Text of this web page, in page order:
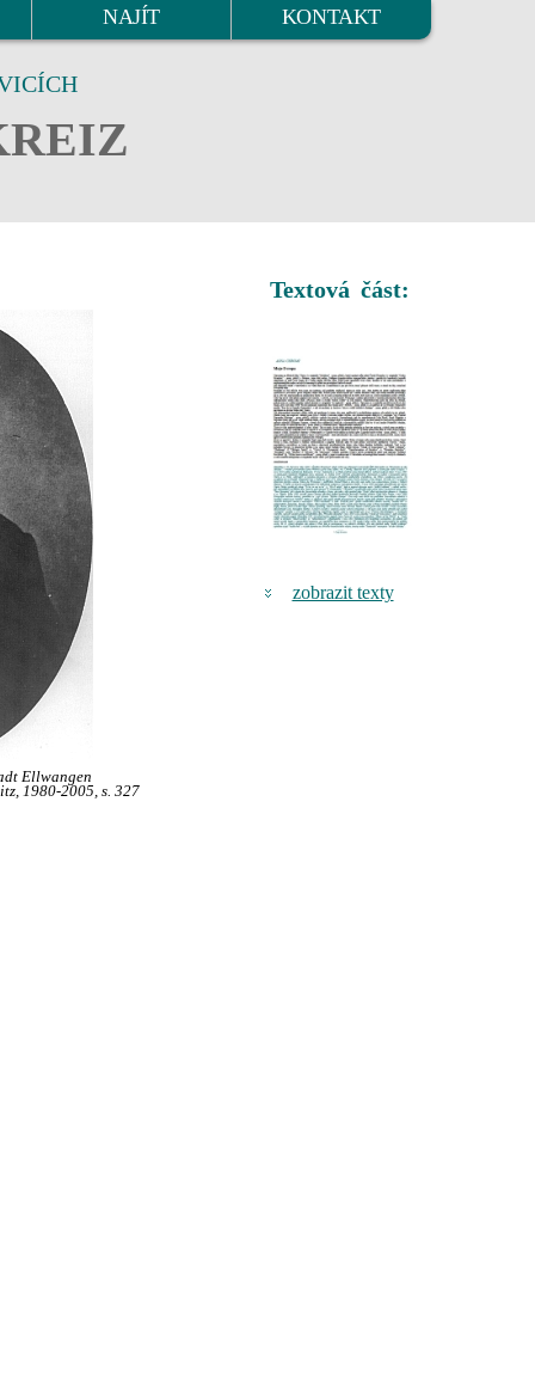
NAJÍT KONTAKT
Ellwangen
1980-2005, s. 327
Textová část:
zobrazit texty